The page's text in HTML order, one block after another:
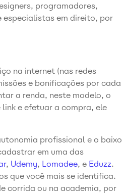
programadores,
em direito, por
na internet (nas redes
e bonificações por cada
a renda, neste modelo, o
e efetuar a compra, ele
profissional e o baixo
em uma das
, Udemy, Lomadee, e Eduzz.
que você mais se identifica.
corrida ou na academia, por